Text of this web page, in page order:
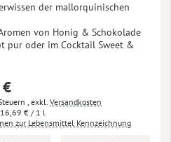
der mallorquinischen
von Honig & Schokolade
pur oder im Cocktail Sweet &
, exkl. Versandkosten
16,69 € / 1 l
zur Lebensmittel Kennzeichnung